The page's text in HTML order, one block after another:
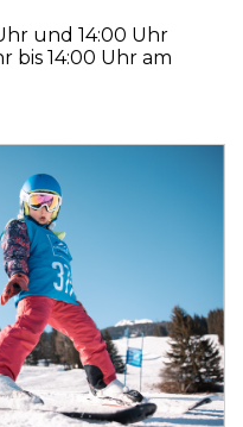
und 14:00 Uhr
bis 14:00 Uhr am